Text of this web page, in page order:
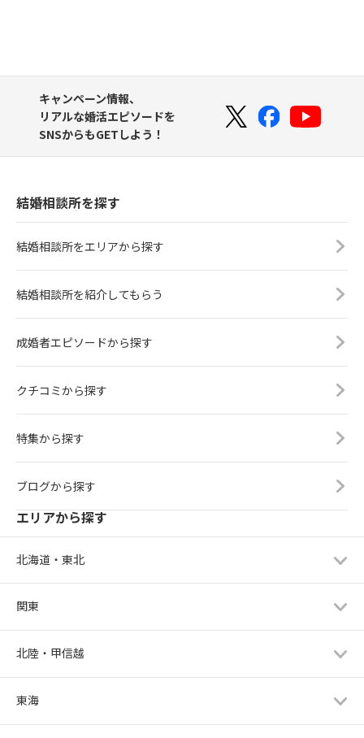
キャンペーン情報、
リアルな婚活エピソードを
SNSからもGETしよう！
結婚相談所を探す
結婚相談所をエリアから探す
結婚相談所を紹介してもらう
成婚者エピソードから探す
クチコミから探す
特集から探す
ブログから探す
エリアから探す
北海道・東北
関東
北陸・甲信越
東海